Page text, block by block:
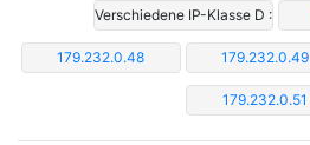
Verschiedene IP-Klasse D :
179.232.0.48 179.232.0.49
179.232.0.51